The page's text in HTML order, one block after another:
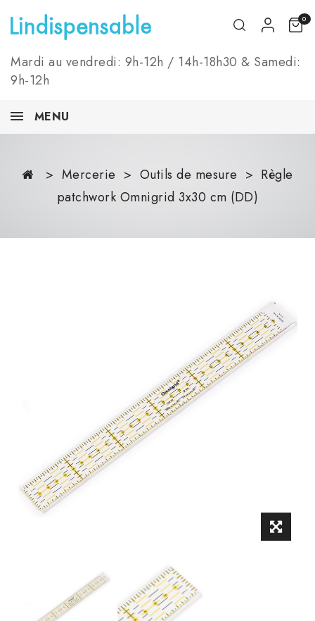
Mardi au vendredi: 9h-12h / 14h-18h30 & Samedi:
9h-12h
0
MENU
Mercerie Outils de mesure
Règle
patchwork Omnigrid 3x30 cm (DD)